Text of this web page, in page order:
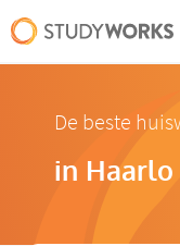
De beste
in Haarlo